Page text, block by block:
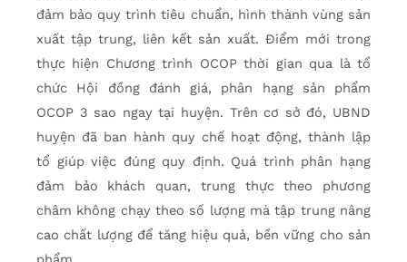
đảm bảo quy trình tiêu chuẩn, hình thành vùng sản
xuất tập trung, liên kết sản xuất. Điểm mới trong
thực hiện Chương trình OCOP thời gian qua là tổ
chức Hội đồng đánh giá, phân hạng sản phẩm
OCOP 3 sao ngay tại huyện. Trên cơ sở đó, UBND
huyện đã ban hành quy chế hoạt động, thành lập
tổ giúp việc đúng quy định. Quá trình phân hạng
đảm bảo khách quan, trung thực theo phương
châm không chạy theo số lượng mà tập trung nâng
cao chất lượng để tăng hiệu quả, bền vững cho sản